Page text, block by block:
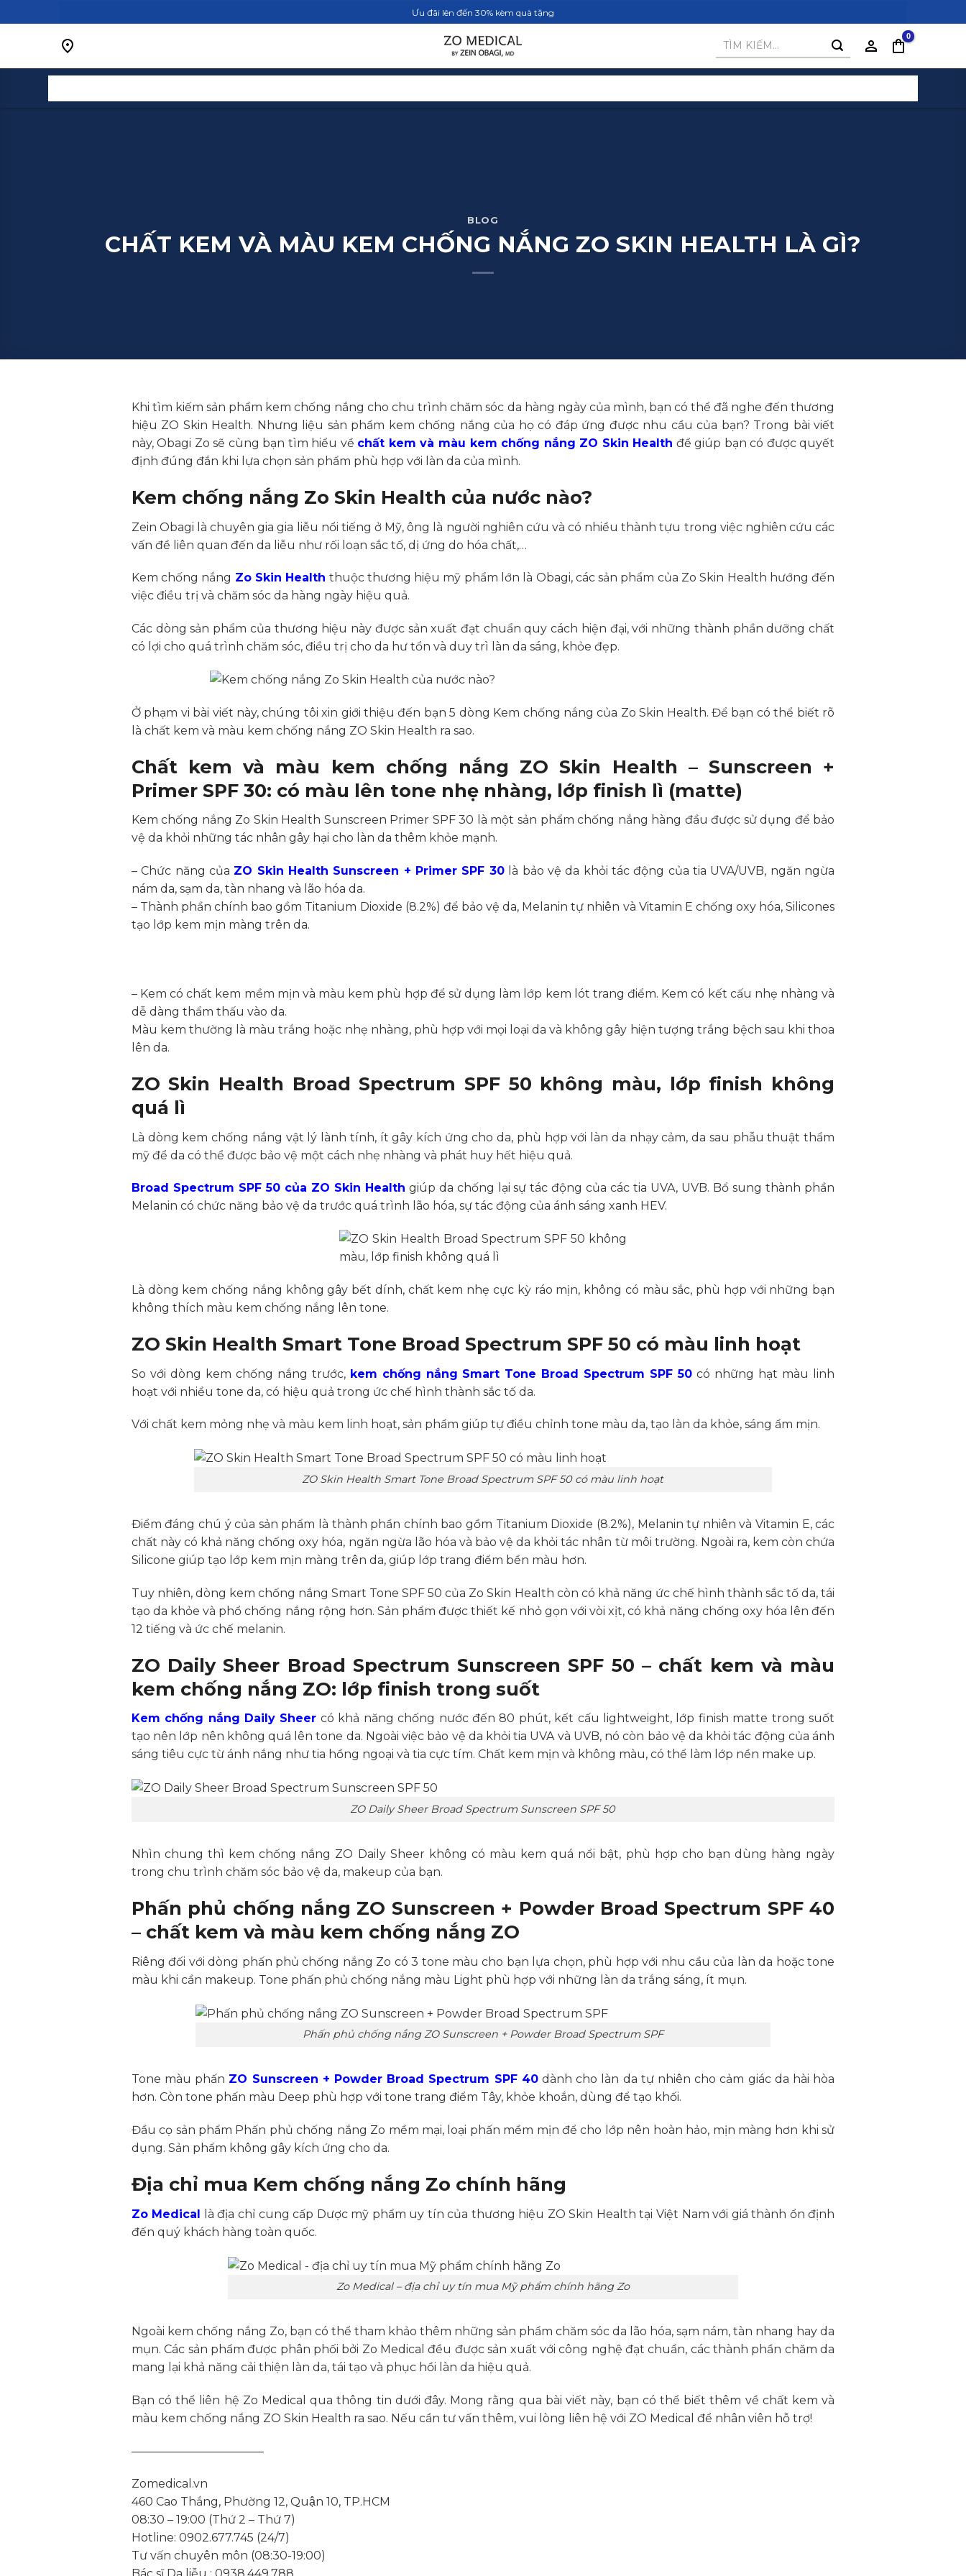
qua
Ưu đãi lên đến 30% kèm quà tặng
Tìm
BLOG
CHẤT KEM VÀ MÀU KEM CHỐNG NẮNG ZO SKIN HEALTH LÀ GÌ?
Khi tìm kiếm sản phẩm kem chống nắng cho chu trình chăm sóc da hàng ngày của mình, bạn có thể đã nghe đến thương
hiệu ZO Skin Health. Nhưng liệu sản phẩm kem chống nắng của họ có đáp ứng được nhu cầu của bạn? Trong bài viết
này, Obagi Zo sẽ cùng bạn tìm hiểu về chất kem và màu kem chống nắng ZO Skin Health để giúp bạn có được quyết
định đúng đắn khi lựa chọn sản phẩm phù hợp với làn da của mình.
Kem chống nắng Zo Skin Health của nước nào?
Zein Obagi là chuyên gia gia liễu nổi tiếng ở Mỹ, ông là người nghiên cứu và có nhiều thành tựu trong việc nghiên cứu các
vấn đề liên quan đến da liễu như rối loạn sắc tố, dị ứng do hóa chất,…
Kem chống nắng Zo Skin Health thuộc thương hiệu mỹ phẩm lớn là Obagi, các sản phẩm của Zo Skin Health hướng đến
việc điều trị và chăm sóc da hàng ngày hiệu quả.
Các dòng sản phẩm của thương hiệu này được sản xuất đạt chuẩn quy cách hiện đại, với những thành phần dưỡng chất
có lợi cho quá trình chăm sóc, điều trị cho da hư tổn và duy trì làn da sáng, khỏe đẹp.
Ở phạm vi bài viết này, chúng tôi xin giới thiệu đến bạn 5 dòng Kem chống nắng của Zo Skin Health. Để bạn có thể biết rõ
là chất kem và màu kem chống nắng ZO Skin Health ra sao.
Chất kem và màu kem chống nắng ZO Skin Health – Sunscreen +
Primer SPF 30: có màu lên tone nhẹ nhàng, lớp finish lì (matte)
Kem chống nắng Zo Skin Health Sunscreen Primer SPF 30 là một sản phẩm chống nắng hàng đầu được sử dụng để bảo
vệ da khỏi những tác nhân gây hại cho làn da thêm khỏe mạnh.
– Chức năng của ZO Skin Health Sunscreen + Primer SPF 30là bảo vệ da khỏi tác động của tia UVA/UVB, ngăn ngừa
nám da, sạm da, tàn nhang và lão hóa da.
– Thành phần chính bao gồm Titanium Dioxide (8.2%) để bảo vệ da, Melanin tự nhiên và Vitamin E chống oxy hóa, Silicones
tạo lớp kem mịn màng trên da.
– Kem có chất kem mềm mịn và màu kem phù hợp để sử dụng làm lớp kem lót trang điểm. Kem có kết cấu nhẹ nhàng và
dễ dàng thẩm thấu vào da.
Màu kem thường là màu trắng hoặc nhẹ nhàng, phù hợp với mọi loại da và không gây hiện tượng trắng bệch sau khi thoa
lên da.
ZO Skin Health Broad Spectrum SPF 50 không màu, lớp finish không
quá lì
Là dòng kem chống nắng vật lý lành tính, ít gây kích ứng cho da, phù hợp với làn da nhạy cảm, da sau phẫu thuật thẩm
mỹ để da có thể được bảo vệ một cách nhẹ nhàng và phát huy hết hiệu quả.
Broad Spectrum SPF 50 của ZO Skin Health giúp da chống lại sự tác động của các tia UVA, UVB. Bổ sung thành phần
Melanin có chức năng bảo vệ da trước quá trình lão hóa, sự tác động của ánh sáng xanh HEV.
Là dòng kem chống nắng không gây bết dính, chất kem nhẹ cực kỳ ráo mịn, không có màu sắc, phù hợp với những bạn
không thích màu kem chống nắng lên tone.
ZO Skin Health Smart Tone Broad Spectrum SPF 50 có màu linh hoạt
So với dòng kem chống nắng trước, kem chống nắng Smart Tone Broad Spectrum SPF 50 có những hạt màu linh
hoạt với nhiều tone da, có hiệu quả trong ức chế hình thành sắc tố da.
Với chất kem mỏng nhẹ và màu kem linh hoạt, sản phẩm giúp tự điều chỉnh tone màu da, tạo làn da khỏe, sáng ẩm mịn.
ZO Skin Health Smart Tone Broad Spectrum SPF 50 có màu linh hoạt
Điểm đáng chú ý của sản phẩm là thành phần chính bao gồm Titanium Dioxide (8.2%), Melanin tự nhiên và Vitamin E, các
chất này có khả năng chống oxy hóa, ngăn ngừa lão hóa và bảo vệ da khỏi tác nhân từ môi trường. Ngoài ra, kem còn chứa
Silicone giúp tạo lớp kem mịn màng trên da, giúp lớp trang điểm bền màu hơn.
Tuy nhiên, dòng kem chống nắng Smart Tone SPF 50 của Zo Skin Health còn có khả năng ức chế hình thành sắc tố da, tái
tạo da khỏe và phổ chống nắng rộng hơn. Sản phẩm được thiết kế nhỏ gọn với vòi xịt, có khả năng chống oxy hóa lên đến
12 tiếng và ức chế melanin.
ZO Daily Sheer Broad Spectrum Sunscreen SPF 50 – chất kem và màu
kem chống nắng ZO: lớp finish trong suốt
Kem chống nắng Daily Sheer có khả năng chống nước đến 80 phút, kết cấu lightweight, lớp finish matte trong suốt
tạo nên lớp nên không quá lên tone da. Ngoài việc bảo vệ da khỏi tia UVA và UVB, nó còn bảo vệ da khỏi tác động của ánh
sáng tiêu cực từ ánh nắng như tia hồng ngoại và tia cực tím. Chất kem mịn và không màu, có thể làm lớp nền make up.
ZO Daily Sheer Broad Spectrum Sunscreen SPF 50
Nhìn chung thì kem chống nắng ZO Daily Sheer không có màu kem quá nổi bật, phù hợp cho bạn dùng hàng ngày
trong chu trình chăm sóc bảo vệ da, makeup của bạn.
Phấn phủ chống nắng ZO Sunscreen + Powder Broad Spectrum SPF 40
– chất kem và màu kem chống nắng ZO
Riêng đối với dòng phấn phủ chống nắng Zo có 3 tone màu cho bạn lựa chọn, phù hợp với nhu cầu của làn da hoặc tone
màu khi cần makeup. Tone phấn phủ chống nắng màu Light phù hợp với những làn da trắng sáng, ít mụn.
Phấn phủ chống nắng ZO Sunscreen + Powder Broad Spectrum SPF
Tone màu phấn ZO Sunscreen + Powder Broad Spectrum SPF 40dành cho làn da tự nhiên cho cảm giác da hài hòa
hơn. Còn tone phấn màu Deep phù hợp với tone trang điểm Tây, khỏe khoắn, dùng để tạo khối.
Đầu cọ sản phẩm Phấn phủ chống nắng Zo mềm mại, loại phấn mềm mịn để cho lớp nên hoàn hảo, mịn màng hơn khi sử
dụng. Sản phẩm không gây kích ứng cho da.
Địa chỉ mua Kem chống nắng Zo chính hãng
Zo Medical là địa chỉ cung cấp Dược mỹ phẩm uy tín của thương hiệu ZO Skin Health tại Việt Nam với giá thành ổn định
đến quý khách hàng toàn quốc.
Zo Medical – địa chỉ uy tín mua Mỹ phẩm chính hãng Zo
Ngoài kem chống nắng Zo, bạn có thể tham khảo thêm những sản phẩm chăm sóc da lão hóa, sạm nám, tàn nhang hay da
mụn. Các sản phẩm được phân phối bởi Zo Medical đều được sản xuất với công nghệ đạt chuẩn, các thành phần chăm da
mang lại khả năng cải thiện làn da, tái tạo và phục hồi làn da hiệu quả.
Bạn có thể liên hệ Zo Medical qua thông tin dưới đây. Mong rằng qua bài viết này, bạn có thể biết thêm về chất kem và
màu kem chống nắng ZO Skin Health ra sao. Nếu cần tư vấn thêm, vui lòng liên hệ với ZO Medical để nhân viên hỗ trợ!
———————————–
Zomedical.vn
460 Cao Thắng, Phường 12, Quận 10, TP.HCM
08:30 – 19:00 (Thứ 2 – Thứ 7)
Hotline: 0902.677.745 (24/7)
Tư vấn chuyên môn (08:30-19:00)